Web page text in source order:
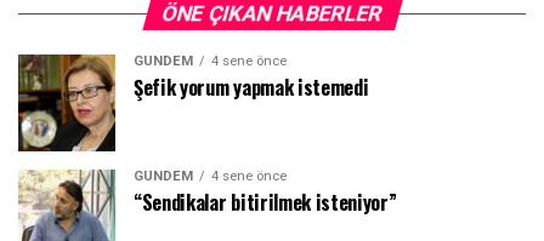
ÖNE ÇIKAN HABERLER
GÜNDEM 4 sene önce
Şefik yorum yapmak istemedi
GÜNDEM 4 sene önce
“Sendikalar bitirilmek isteniyor”